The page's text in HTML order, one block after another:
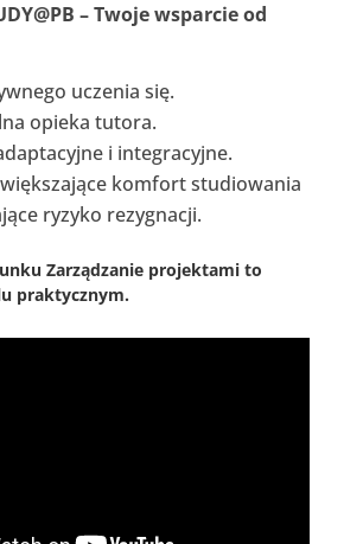
– Twoje wsparcie od
uczenia się.
opieka tutora.
i integracyjne.
komfort studiowania
ryzyko rezygnacji.
Zarządzanie projektami to
praktycznym.